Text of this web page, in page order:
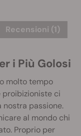
Recensioni (1)
i Più Golosi
molto tempo
proibizioniste ci
passione.
al mondo chi
Proprio per